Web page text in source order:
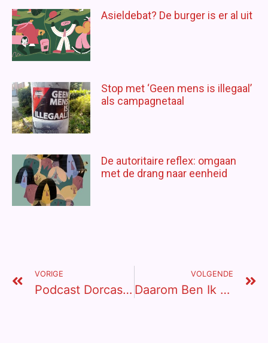
Asieldebat? De burger is er al uit
Stop met ‘Geen mens is illegaal’
als campagnetaal
De autoritaire reflex: omgaan
met de drang naar eenheid
VORIGE
Podcast Dorcas: Exit Tranentrekkerij
VOLGENDE
Daarom Ben Ik Fan Van Anat Shenker-Osorio